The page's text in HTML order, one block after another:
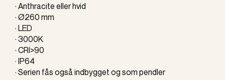
· Anthracite eller hvid
· Ø260 mm
· LED
· 3000K
· CRI>90
· IP64
· Serien fås også indbygget og som pendler